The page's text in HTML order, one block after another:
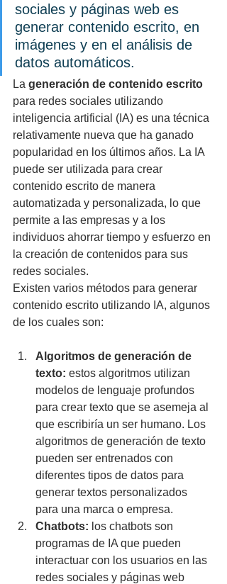
sociales y páginas web es
generar contenido escrito, en
imágenes y en el análisis de
datos automáticos.
La generación de contenido escrito
para redes sociales utilizando
inteligencia artificial (IA) es una técnica
relativamente nueva que ha ganado
popularidad en los últimos años. La IA
puede ser utilizada para crear
contenido escrito de manera
automatizada y personalizada, lo que
permite a las empresas y a los
individuos ahorrar tiempo y esfuerzo en
la creación de contenidos para sus
redes sociales.
Existen varios métodos para generar
contenido escrito utilizando IA, algunos
de los cuales son:
Algoritmos de generación de
texto: estos algoritmos utilizan
modelos de lenguaje profundos
para crear texto que se asemeja al
que escribiría un ser humano. Los
algoritmos de generación de texto
pueden ser entrenados con
diferentes tipos de datos para
generar textos personalizados
para una marca o empresa.
Chatbots: los chatbots son
programas de IA que pueden
interactuar con los usuarios en las
redes sociales y páginas web